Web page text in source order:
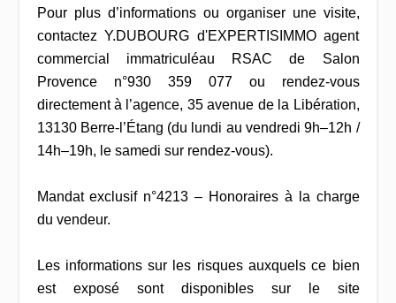
Pour plus d’informations ou organiser une visite,
contactez Y.DUBOURG d'EXPERTISIMMO agent
commercial immatriculéau RSAC de Salon
Provence n°930 359 077 ou rendez-vous
directement à l’agence, 35 avenue de la Libération,
13130 Berre-l’Étang (du lundi au vendredi 9h–12h /
14h–19h, le samedi sur rendez-vous).
Mandat exclusif n°4213 – Honoraires à la charge
du vendeur.
Les informations sur les risques auxquels ce bien
est exposé sont disponibles sur le site